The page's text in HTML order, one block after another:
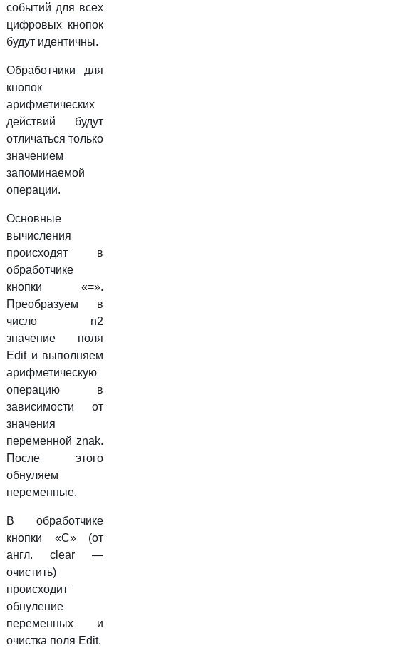
событий для всех
цифровых кнопок
будут идентичны.
Обработчики для
кнопок
арифметических
действий будут
отличаться только
значением
запоминаемой
операции.
Основные
вычисления
происходят в
обработчике
кнопки «=».
Преобразуем в
число n2
значение поля
Edit и выполняем
арифметическую
операцию в
зависимости от
значения
переменной znak.
После этого
обнуляем
переменные.
В обработчике
кнопки «С» (от
англ. clear —
очистить)
происходит
обнуление
переменных и
очистка поля Edit.